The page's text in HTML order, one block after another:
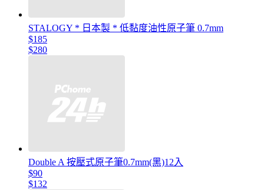
STALOGY * 日本製 * 低黏度油性原子筆 0.7mm
$185
$280
Double A 按壓式原子筆0.7mm(黑)12入
$90
$132